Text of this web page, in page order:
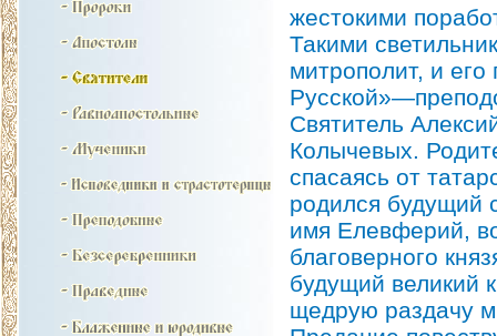
жестокими
Такими
митрополит, и
Святитель
Колычевых.
спасаясь от
родился будущий
имя Елевферий,
благоверного
будущий великий
щедрую раздачу